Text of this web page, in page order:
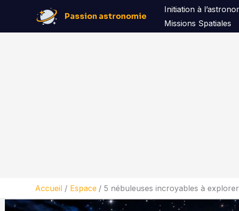
contenu
Passion astronomie
Initiation à
Missions Spatiales
Accueil Espace 5 nébuleuses incroyables à explorer